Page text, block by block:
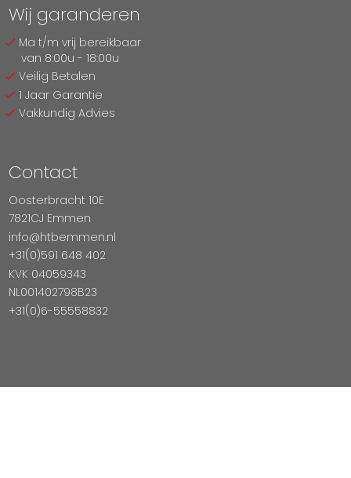
Wij garanderen
Ma t/m vrij bereikbaar
van 8:00u - 18:00u
Veilig Betalen
1 Jaar Garantie
Vakkundig Advies
Contact
Oosterbracht 10E
7821CJ Emmen
info@htbemmen.nl
+31(0)591 648 402
KVK 04059343
NL001402798B23
+31(0)6-55558832